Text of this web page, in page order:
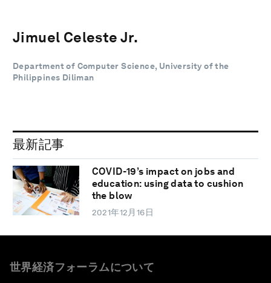
Jimuel Celeste Jr.
Department of Computer Science, University of the
Philippines Diliman
最新記事
COVID-19’s impact on jobs and
education: using data to cushion
the blow
2021年12月16日
世界経済フォーラムについて